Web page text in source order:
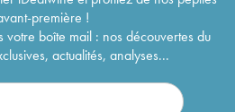
première !
votre boîte mail : nos découvertes du
actualités, analyses...